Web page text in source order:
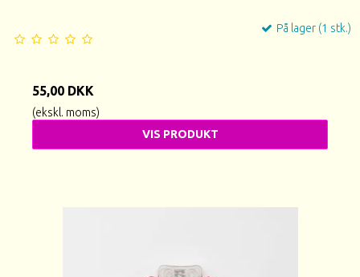
På lager (1 stk.)
55,00 DKK
(ekskl. moms)
VIS PRODUKT